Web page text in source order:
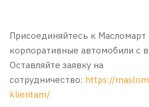
Присоединяйтесь к Масломарт
корпоративные автомобили с
Оставляйте заявку на
сотрудничество: https://
klientam/